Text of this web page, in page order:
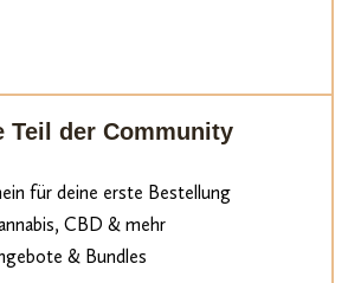
Teil der Community
für deine erste Bestellung
CBD & mehr
& Bundles